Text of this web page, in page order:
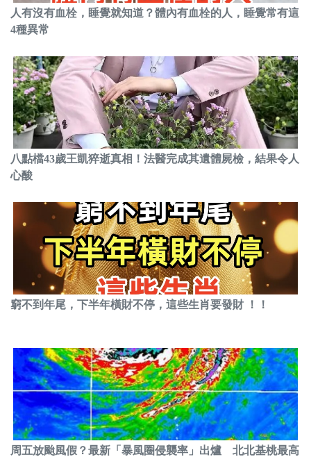
人有沒有血栓，睡覺就知道？體內有血栓的人，睡覺常有這
4種異常
八點檔43歲王凱猝逝真相！法醫完成其遺體屍檢，結果令人
心酸
窮不到年尾，下半年橫財不停，這些生肖要發財 ！！
周五放颱風假？最新「暴風圈侵襲率」出爐 北北基桃最高